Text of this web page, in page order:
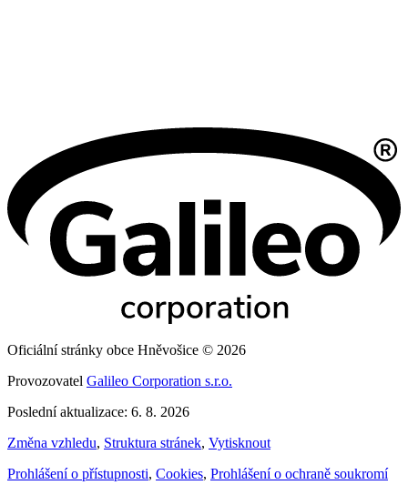
Oficiální stránky obce Hněvošice © 2026
Provozovatel Galileo Corporation s.r.o.
Poslední aktualizace: 6. 8. 2026
Změna vzhledu, Struktura stránek, Vytisknout
Prohlášení o přístupnosti, Cookies, Prohlášení o ochraně soukromí